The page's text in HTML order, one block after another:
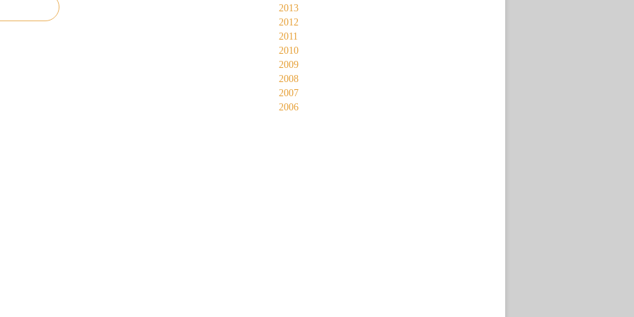
2013
2012
2011
2010
2009
2008
2007
2006